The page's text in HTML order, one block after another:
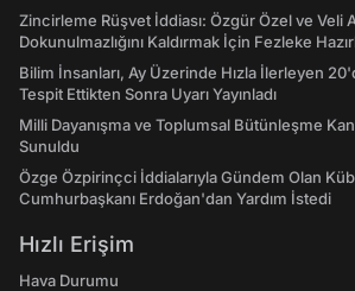
Zincirleme Rüşvet İddiası: Özgür Özel ve Veli
Dokunulmazlığını Kaldırmak İçin Fezleke
Bilim İnsanları, Ay Üzerinde Hızla İlerleyen
Tespit Ettikten Sonra Uyarı Yayınladı
Milli Dayanışma ve Toplumsal Bütünleşme
Sunuldu
Özge Özpirinçci İddialarıyla Gündem Olan
Cumhurbaşkanı Erdoğan'dan Yardım İstedi
Hızlı Erişim
Hava Durumu